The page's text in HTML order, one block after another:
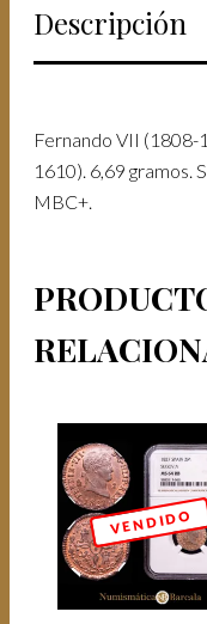
COLOR.
ESCASA.
MBC+.
Descripción
Fernando VII (1808-
1610). 6,69 gramos.
MBC+.
V E N D I D O